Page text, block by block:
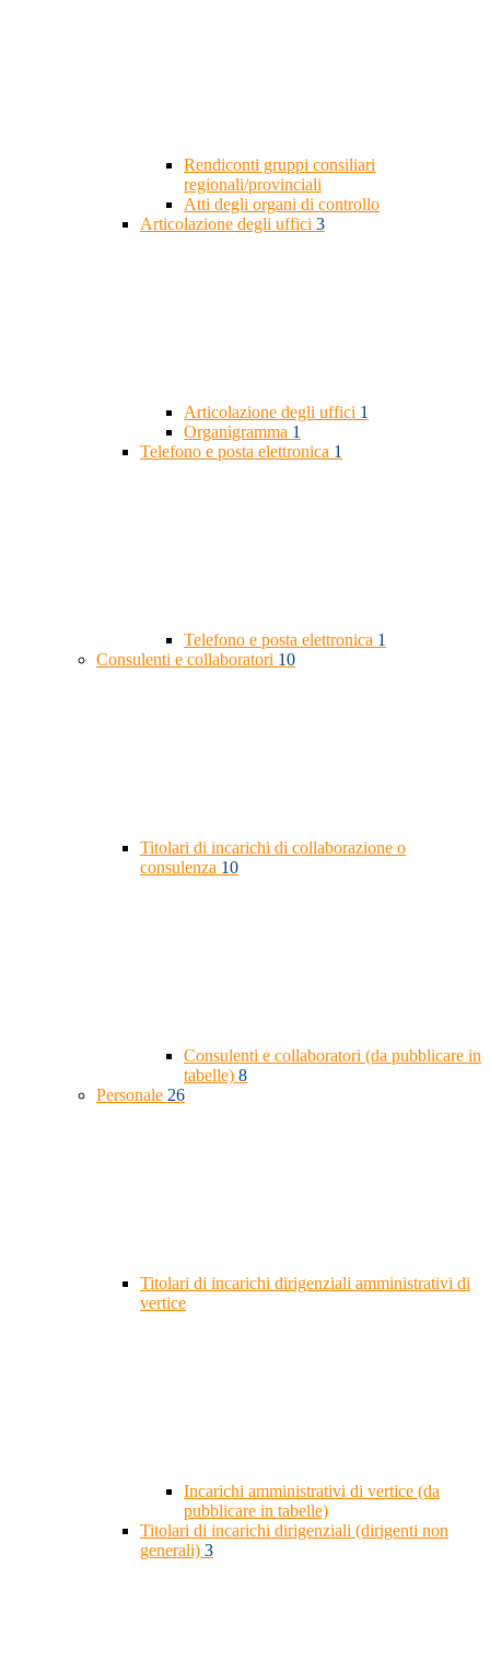
Rendiconti gruppi consiliari
regionali/provinciali
Atti degli organi di controllo
Articolazione degli uffici 3
Articolazione degli uffici 1
Organigramma 1
Telefono e posta elettronica 1
Telefono e posta elettronica 1
Consulenti e collaboratori 10
Titolari di incarichi di collaborazione o
consulenza 10
Consulenti e collaboratori (da pubblicare in
tabelle) 8
Personale 26
Titolari di incarichi dirigenziali amministrativi di
vertice
Incarichi amministrativi di vertice (da
pubblicare in tabelle)
Titolari di incarichi dirigenziali (dirigenti non
generali) 3